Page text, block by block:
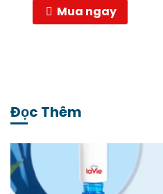
Mua ngay
Đọc Thêm